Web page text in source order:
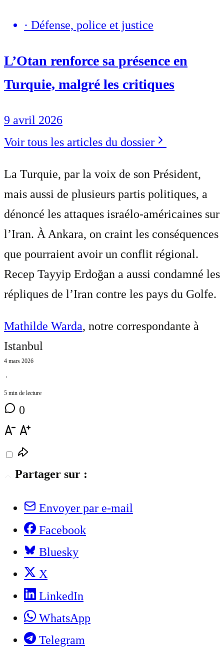
· Défense, police et justice
L’Otan renforce sa présence en
Turquie, malgré les critiques
9 avril 2026
Voir tous les articles du dossier
La Turquie, par la voix de son Président,
mais aussi de plusieurs partis politiques, a
dénoncé les attaques israélo-américaines sur
l’Iran. À Ankara, on craint les conséquences
que pourraient avoir un conflit régional.
Recep Tayyip Erdoğan a aussi condamné les
répliques de l’Iran contre les pays du Golfe.
Mathilde Warda, notre correspondante à
Istanbul
4 mars 2026
⋅
5 min de lecture
0
Partager sur :
Envoyer par e-mail
Facebook
Bluesky
X
LinkedIn
WhatsApp
Telegram